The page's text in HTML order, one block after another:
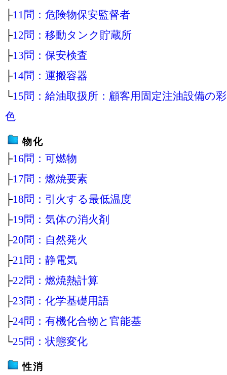
├11問：危険物保安監督者
├12問：移動タンク貯蔵所
├13問：保安検査
├14問：運搬容器
└15問：給油取扱所：顧客用固定注油設備の彩
色
物化
├16問：可燃物
├17問：燃焼要素
├18問：引火する最低温度
├19問：気体の消火剤
├20問：自然発火
├21問：静電気
├22問：燃焼熱計算
├23問：化学基礎用語
├24問：有機化合物と官能基
└25問：状態変化
性消